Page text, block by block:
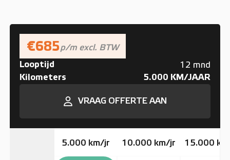
€685p/m excl. BTW
Looptijd
12 mnd
Kilometers 5.000 KM/JAAR
VRAAG OFFERTE AAN
5.000 km/jr 10.000 km/jr 15.000